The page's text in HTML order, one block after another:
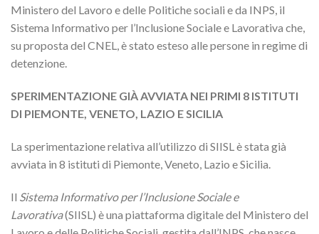
Ministero del Lavoro e delle Politiche sociali e da INPS, il
Sistema Informativo per l’Inclusione Sociale e Lavorativa che,
su proposta del CNEL, è stato esteso alle persone in regime di
detenzione.
SPERIMENTAZIONE GIÀ AVVIATA NEI PRIMI 8 ISTITUTI
DI PIEMONTE, VENETO, LAZIO E SICILIA
La sperimentazione relativa all’utilizzo di SIISL è stata già
avviata in 8 istituti di Piemonte, Veneto, Lazio e Sicilia.
Il Sistema Informativo per l’Inclusione Sociale e
Lavorativa(SIISL) è una piattaforma digitale del Ministero del